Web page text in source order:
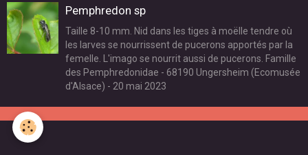
Pemphredon sp
Taille 8-10 mm. Nid dans les tiges à moëlle tendre où
les larves se nourrissent de pucerons apportés par la
femelle. L'imago se nourrit aussi de pucerons. Famille
des Pemphredonidae - 68190 Ungersheim (Ecomusée
d'Alsace) - 20 mai 2023